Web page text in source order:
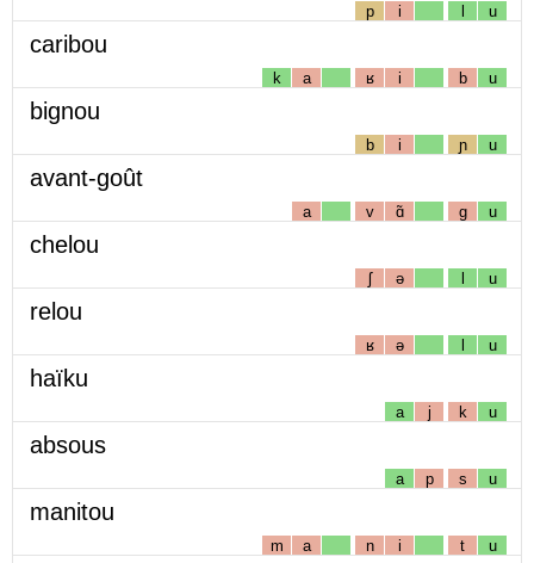
p i l u
caribou
k a ʁ i b u
bignou
b i ɲ u
avant-goût
a v ɑ̃ g u
chelou
ʃ ə l u
relou
ʁ ə l u
haïku
a j k u
absous
a p s u
manitou
m a n i t u